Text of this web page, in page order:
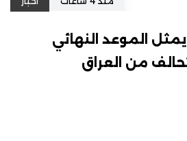
أيلول يمثل الموعد النهائي
من العراق